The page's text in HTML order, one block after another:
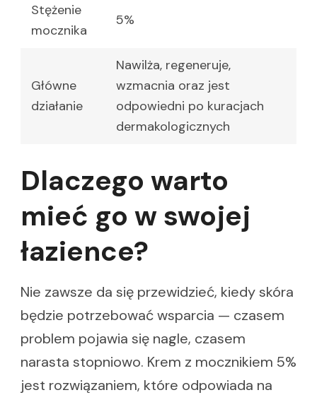
Stężenie
mocznika
5%
Główne
działanie
Nawilża, regeneruje,
wzmacnia oraz jest
odpowiedni po kuracjach
dermakologicznych
Dlaczego warto
mieć go w swojej
łazience?
Nie zawsze da się przewidzieć, kiedy skóra
będzie potrzebować wsparcia — czasem
problem pojawia się nagle, czasem
narasta stopniowo. Krem z mocznikiem 5%
jest rozwiązaniem, które odpowiada na